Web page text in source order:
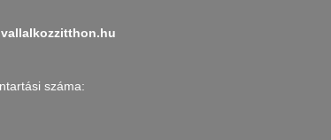
száma: